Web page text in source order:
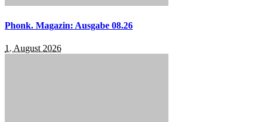
Phonk. Magazin: Ausgabe 08.26
1. August 2026